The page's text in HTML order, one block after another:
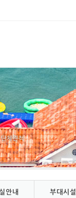
단체견적
안내 부대시설
스케치북5